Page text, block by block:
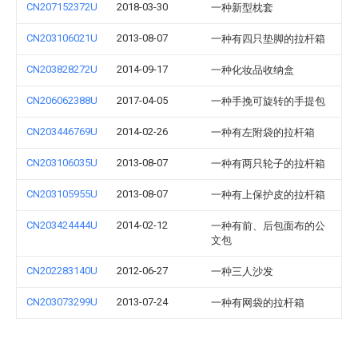
CN207152372U 2018-03-30 一种新型枕套
CN203106021U 2013-08-07 一种有四只垫脚的拉杆箱
CN203828272U 2014-09-17 一种化妆品收纳盒
CN206062388U 2017-04-05 一种手挽可旋转的手提包
CN203446769U 2014-02-26 一种有左附袋的拉杆箱
CN203106035U 2013-08-07 一种有两只轮子的拉杆箱
CN203105955U 2013-08-07 一种有上保护皮的拉杆箱
CN203424444U 2014-02-12
一种有前、后包面布的公
文包
CN202283140U 2012-06-27 一种三人沙发
CN203073299U 2013-07-24 一种有网袋的拉杆箱